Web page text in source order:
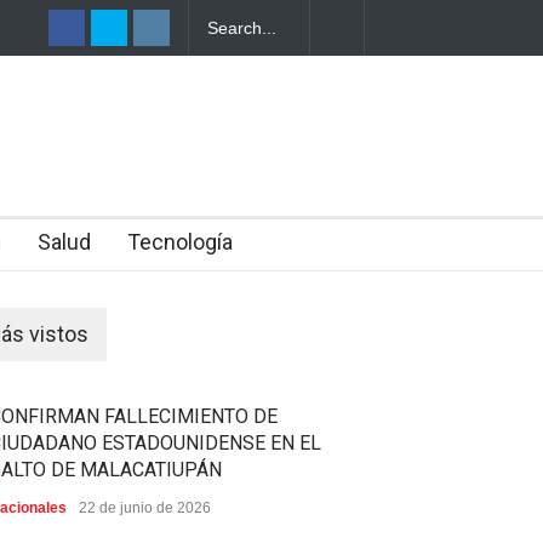
Salud Tecnología
vistos
FALLECIMIENTO DE
ESTADOUNIDENSE EN EL
DE MALACATIUPÁN
22 de junio de 2026